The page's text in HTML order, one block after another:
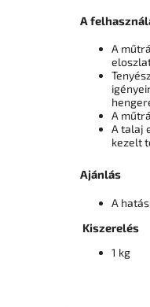
A
A
A
A talaj
kezelt
Ajánlás
A
Kiszerelés
1 kg